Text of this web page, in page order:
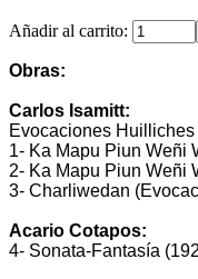
Añadir al carrito:
Obras:
Carlos Isamitt:
Evocaciones
1- Ka Mapu Piun Weñi
2- Ka Mapu Piun Weñi
3- Charliwedan
Acario Cotapos:
4- Sonata-Fantasía